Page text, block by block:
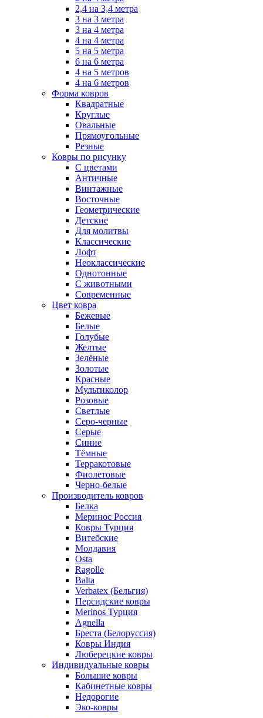
2,4 на 3,4 метра
3 на 3 метра
3 на 4 метра
4 на 4 метра
5 на 5 метра
6 на 6 метра
4 на 5 метров
4 на 6 метров
Форма ковров
Квадратные
Круглые
Овальные
Прямоугольные
Резные
Ковры по рисунку
C цветами
Античные
Винтажные
Восточные
Геометрические
Детские
Для молитвы
Классические
Лофт
Неоклассические
Однотонные
С животными
Современные
Цвет ковра
Бежевые
Белые
Голубые
Желтые
Зелёные
Золотые
Красные
Мультиколор
Розовые
Светлые
Серо-черные
Серые
Синие
Тёмные
Терракотовые
Фиолетовые
Черно-белые
Производитель ковров
Белка
Меринос Россия
Ковры Турция
Витебские
Молдавия
Osta
Ragolle
Balta
Verbatex (Бельгия)
Персидские ковры
Merinos Турция
Agnella
Бреста (Белоруссия)
Ковры Индия
Люберецкие ковры
Индивидуальные ковры
Большие ковры
Кабинетные ковры
Недорогие
Эко-ковры